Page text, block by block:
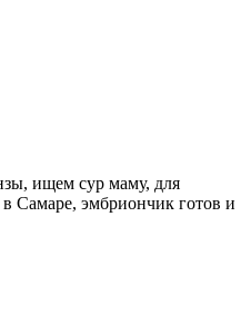
ищем сур маму, для
Самаре, эмбриончик готов и